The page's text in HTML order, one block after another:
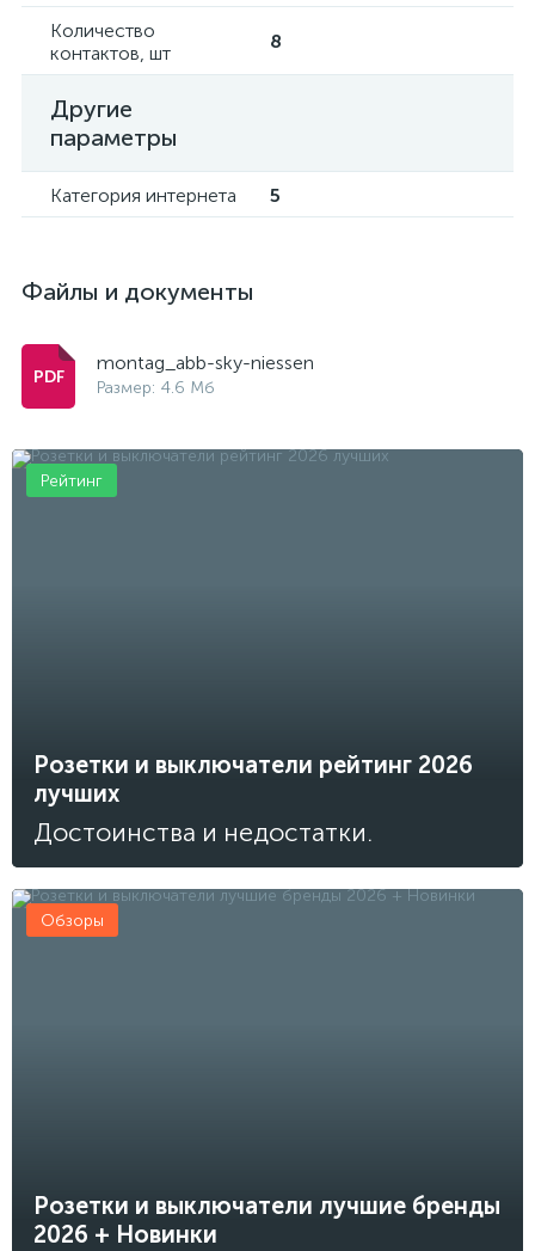
Количество
контактов, шт
8
Другие
параметры
Категория интернета 5
Файлы и документы
montag_abb-sky-niessen
Размер: 4.6 Мб
Розетки и выключатели рейтинг 2026
лучших
Достоинства и недостатки.
Рейтинг
Розетки и выключатели лучшие бренды
2026 + Новинки
Обзоры